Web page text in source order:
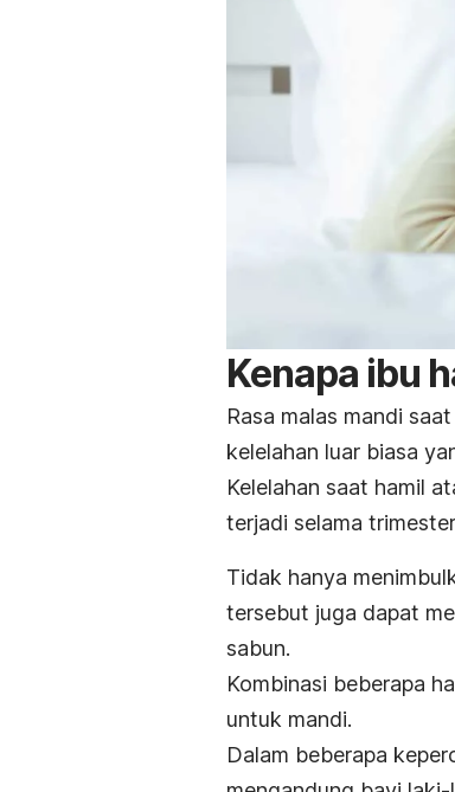
Kenapa ibu
Rasa malas mandi
kelelahan luar biasa
Kelelahan saat hamil
terjadi selama
Tidak hanya
tersebut juga dapat
sabun.
Kombinasi beberapa
untuk mandi.
Dalam beberapa